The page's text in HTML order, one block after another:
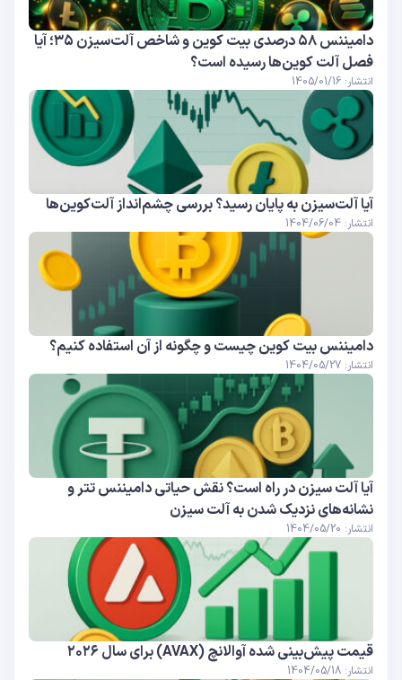
دامیننس ۵۸ درصدی بیت‌ کوین و شاخص آلت‌سیزن ۳۵؛ آیا
فصل آلت‌ کوین‌ها رسیده است؟
انتشار: 1405/01/16
آیا آلت‌سیزن به پایان رسید؟ بررسی چشم‌انداز آلت‌کوین‌ها
انتشار: 1404/06/04
دامیننس بیت کوین چیست و چگونه از آن استفاده کنیم؟
انتشار: 1404/05/27
آیا آلت سیزن در راه است؟ نقش حیاتی دامیننس تتر و
نشانه‌های نزدیک شدن به آلت سیزن
انتشار: 1404/05/20
قیمت پیش‌بینی شده آوالانچ (AVAX) برای سال ۲۰۲۶
انتشار: 1404/05/18